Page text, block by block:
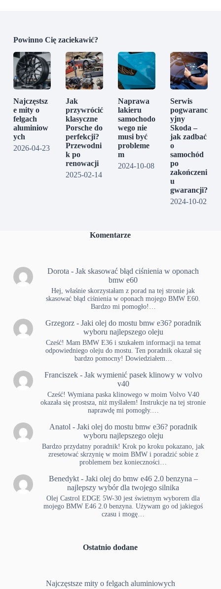
Powinno Cię zaciekawić?
Najczęstsz
e mity o
felgach
aluminiow
ych
2026-04-23
Jak
przywrócić
klasyczne
Porsche do
perfekcji?
Przewodni
k po
renowacji
2025-02-14
Naprawa
lakieru
samochodo
wego nie
musi być
probleme
m
2024-10-08
Serwis
pogwaranc
yjny
Skoda –
jak zadbać
o
samochód
po
zakończeni
u
gwarancji?
2024-10-02
Komentarze
Dorota -Jak skasować błąd ciśnienia w oponach
bmw e60
Hej, właśnie skorzystałam z porad na tej stronie jak
skasować błąd ciśnienia w oponach mojego BMW E60.
Bardzo mi pomogło!…
Grzegorz- Jaki olej do mostu bmw e36? poradnik
wyboru najlepszego oleju
Cześć! Mam BMW E36 i szukałem informacji na temat
odpowiedniego oleju do mostu. Ten poradnik okazał się
bardzo pomocny! Dowiedziałem…
Franciszek- Jak wymienić pasek klinowy w volvo
v40
Cześć! Wymiana paska klinowego w moim Volvo V40
okazała się prostsza, niż myślałem! Instrukcje na tej stronie
naprawdę mi pomogły.…
Anatol - Jaki olej do mostu bmw e36? poradnik
wyboru najlepszego oleju
Bardzo przydatny poradnik! Krok po kroku pokazano, jak
zresetować skrzynię w moim BMW i poradzić sobie z
problemem bez konieczności…
Benedykt- Jaki olej do bmw e46 2.0 benzyna –
najlepszy wybór dla twojego silnika
Olej Castrol EDGE 5W-30 jest świetnym wyborem dla
mojego BMW E46 2.0 benzyna. Używam go od jakiegoś
czasu i mogę…
Ostatnio dodane
Najczęstsze mity o felgach aluminiowych